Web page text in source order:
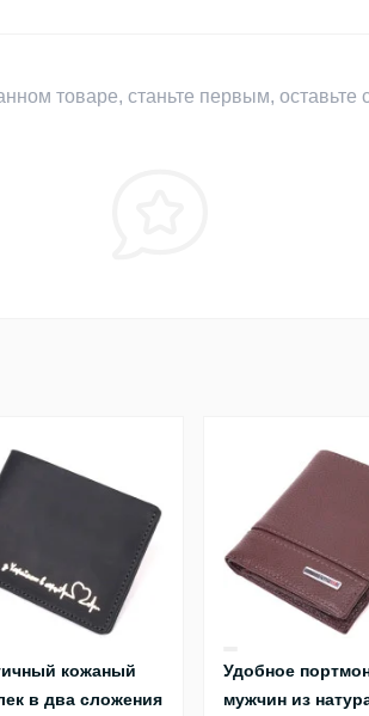
товаре, станьте первым, оставьте
кожаный
в два сложения
Удобное
мужчин из